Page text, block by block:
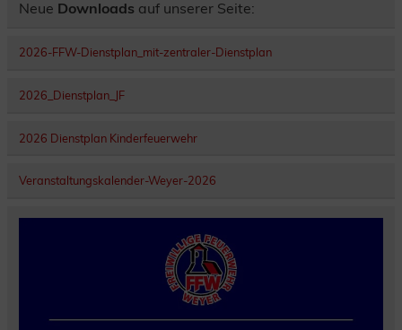
Neue Downloads auf unserer Seite:
2026-FFW-Dienstplan_mit-zentraler-Dienstplan
2026_Dienstplan_JF
2026 Dienstplan Kinderfeuerwehr
Veranstaltungskalender-Weyer-2026